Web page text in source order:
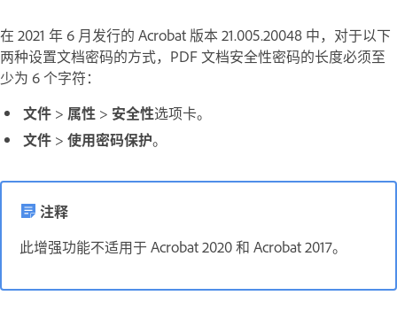
在 2021 年 6 月发行的 Acrobat 版本 21.005.20048 中，对于以下
两种设置文档密码的方式，PDF 文档安全性密码的长度必须至
少为 6 个字符：
文件 > 属性 > 安全性选项卡。
文件 > 使用密码保护。
注释
此增强功能不适用于 Acrobat 2020 和 Acrobat 2017。